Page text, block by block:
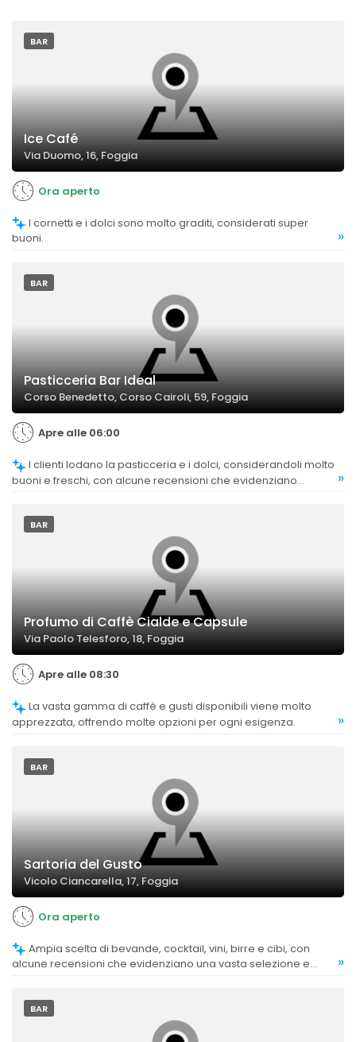
BAR
Ice Café
Via Duomo, 16, Foggia
Ora aperto
buoni.
»
BAR
Pasticceria Bar Ideal
Corso Benedetto, Corso Cairoli, 59, Foggia
Apre alle 06:00
buoni e freschi, con alcune recensioni che evidenziano
»
BAR
Profumo di Caffè Cialde e Capsule
Via Paolo Telesforo, 18, Foggia
Apre alle 08:30
apprezzata, offrendo molte opzioni per ogni esigenza.
»
BAR
Sartoria del Gusto
Vicolo Ciancarella, 17, Foggia
Ora aperto
alcune recensioni che evidenziano una vasta selezione e
»
BAR